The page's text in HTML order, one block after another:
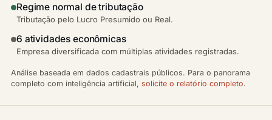
Regime normal de tributação
Tributação pelo Lucro Presumido ou Real.
6 atividades econômicas
Empresa diversificada com múltiplas atividades registradas.
Análise baseada em dados cadastrais públicos. Para o panorama
completo com inteligência artificial, solicite o relatório completo.